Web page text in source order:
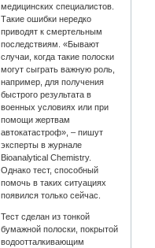
медицинских специалистов.
Такие ошибки нередко
приводят к смертельным
последствиям. «Бывают
случаи, когда такие полоски
могут сыграть важную роль,
например, для получения
быстрого результата в
военных условиях или при
помощи жертвам
автокатастроф», – пишут
эксперты в журнале
Bioanalytical Chemistry.
Однако тест, способный
помочь в таких ситуациях
появился только сейчас.
Тест сделан из тонкой
бумажной полоски, покрытой
водоотталкивающим